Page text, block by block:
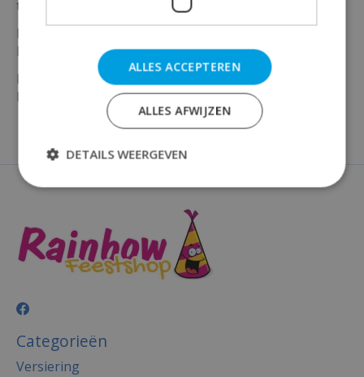
thema's en kleuren combineren.
Deze vlaggenlijn is maar liefst 10 meter.
En is aan beide kanten bedrukt , kleur zwart en goud.
Bestel vandaag nog deze vlaggenlijn bij Rainbow
Feestshop
Categorieën
Versiering
ALLES ACCEPTEREN
ALLES AFWIJZEN
DETAILS WEERGEVEN